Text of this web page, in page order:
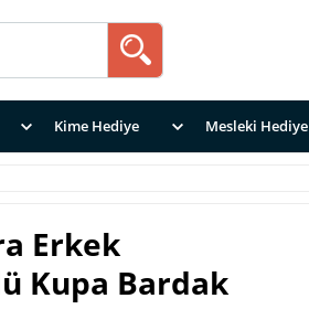
Kime Hediye Mesleki Hediye
Erkek
Kupa Bardak